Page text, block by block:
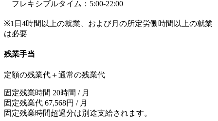
フレキシブルタイム：5:00-22:00
※1日4時間以上の就業、および月の所定労働時間以上の就業
は必要
残業手当
定額の残業代＋通常の残業代
固定残業時間 20時間 / 月
固定残業代 67,568円 / 月
固定残業時間超過分は別途支給されます。